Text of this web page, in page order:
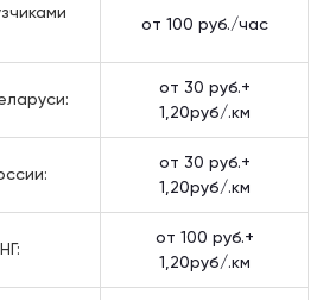
от 100 руб./час
от 30 руб.+
1,20руб/.км
от 30 руб.+
1,20руб/.км
от 100 руб.+
1,20руб/.км